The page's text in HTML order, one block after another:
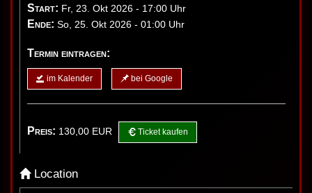
Start: Fr, 23. Okt 2026 - 17:00 Uhr
Ende: So, 25. Okt 2026 - 01:00 Uhr
Termin eintragen:
im Kalender bei Google
Preis: 130,00 EUR Ticket kaufen
Location